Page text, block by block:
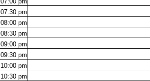
07:30 pm
08:00 pm
08:30 pm
09:00 pm
09:30 pm
10:00 pm
10:30 pm